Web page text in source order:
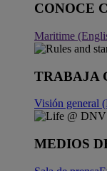
CONOCE
Maritime
TRABAJA
Visión general
MEDIOS